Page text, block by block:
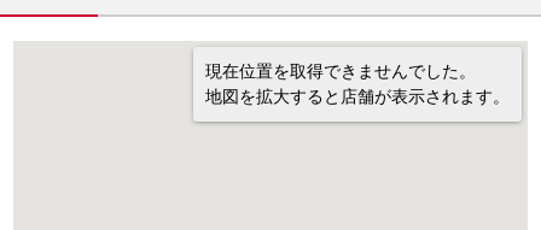
現在位置を取得できませんでした。
地図を拡大すると店舗が表示されます。